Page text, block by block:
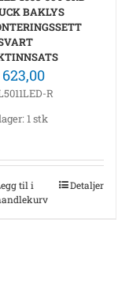
BAKLYS
623,00
R
1 stk
til i
Detaljer